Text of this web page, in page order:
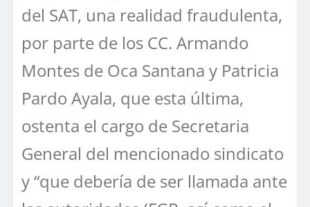
del SAT, una realidad fraudulenta,
por parte de los CC. Armando
Montes de Oca Santana y Patricia
Pardo Ayala, que esta última,
ostenta el cargo de Secretaria
General del mencionado sindicato
y “que debería de ser llamada ante